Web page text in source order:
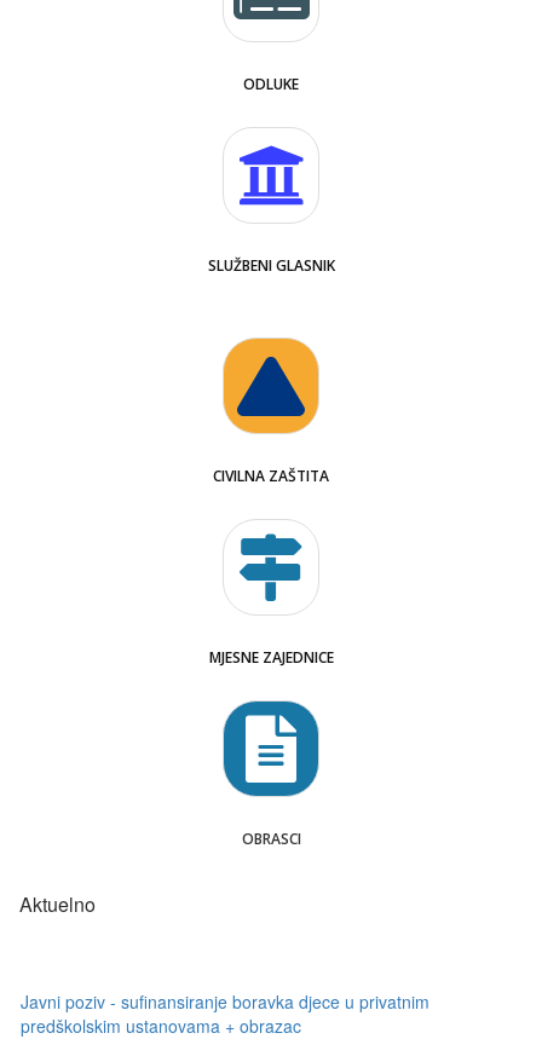
ODLUKE
SLUŽBENI GLASNIK
CIVILNA ZAŠTITA
MJESNE ZAJEDNICE
OBRASCI
Aktuelno
Raspored rada čelinačkih apoteka nedjeljom i državnim